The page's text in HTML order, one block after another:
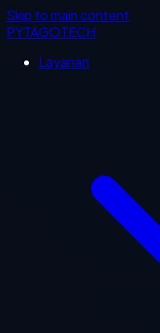
Skip to main content
PYTAGOTECH
Layanan